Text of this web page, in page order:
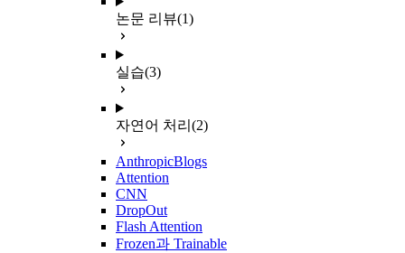
논문 리뷰(1)
실습(3)
자연어 처리 (2)
AnthropicBlogs
Attention
CNN
DropOut
Flash Attention
Frozen과 Trainable